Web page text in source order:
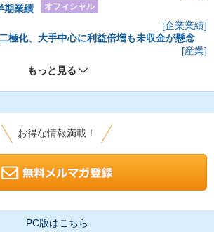
期業績
オフィシャル
[企業業績]
極化、大手中心に利益倍増も未収金が懸念
[産業]
もっと見る
お得な情報満載！
PC版はこちら